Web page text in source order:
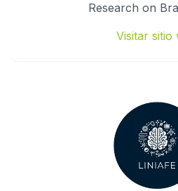
Research on
Visitar sitio